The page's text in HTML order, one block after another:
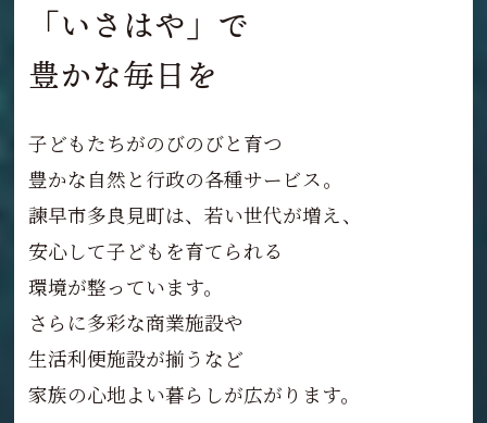
「いさはや」で
豊かな毎日を
子どもたちがのびのびと育つ
豊かな自然と行政の各種サービス。
諫早市多良見町は、若い世代が増え、
安心して子どもを育てられる
環境が整っています。
さらに多彩な商業施設や
生活利便施設が揃うなど
家族の心地よい暮らしが広がります。